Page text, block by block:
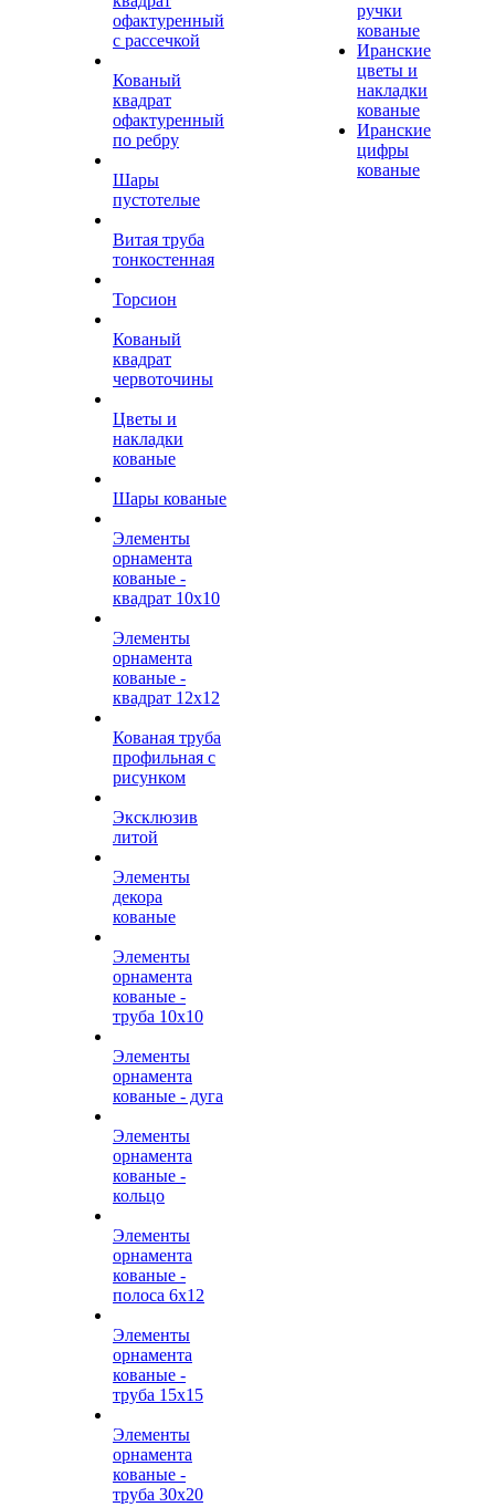
офактуренный
с рассечкой
Кованый
квадрат
офактуренный
по ребру
Шары
пустотелые
Витая труба
тонкостенная
Торсион
Кованый
квадрат
червоточины
Цветы и
накладки
кованые
Шары кованые
Элементы
орнамента
кованые -
квадрат 10х10
Элементы
орнамента
кованые -
квадрат 12х12
Кованая труба
профильная с
рисунком
Эксклюзив
литой
Элементы
декора
кованые
Элементы
орнамента
кованые -
труба 10х10
Элементы
орнамента
кованые - дуга
Элементы
орнамента
кованые -
кольцо
Элементы
орнамента
кованые -
полоса 6х12
Элементы
орнамента
кованые -
труба 15х15
Элементы
орнамента
кованые -
труба 30х20
ручки
кованые
Иранские
цветы и
накладки
кованые
Иранские
цифры
кованые